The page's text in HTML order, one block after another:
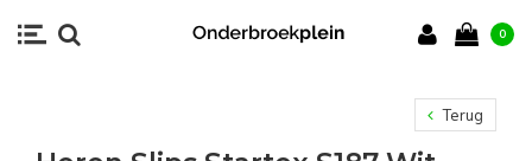
0
Terug